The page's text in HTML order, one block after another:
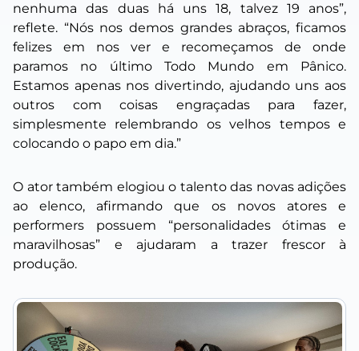
nenhuma das duas há uns 18, talvez 19 anos”,
reflete. “Nós nos demos grandes abraços, ficamos
felizes em nos ver e recomeçamos de onde
paramos no último Todo Mundo em Pânico.
Estamos apenas nos divertindo, ajudando uns aos
outros com coisas engraçadas para fazer,
simplesmente relembrando os velhos tempos e
colocando o papo em dia.”
O ator também elogiou o talento das novas adições
ao elenco, afirmando que os novos atores e
performers possuem “personalidades ótimas e
maravilhosas” e ajudaram a trazer frescor à
produção.